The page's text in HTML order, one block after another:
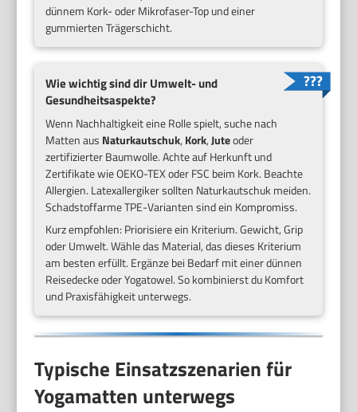
dünnem Kork- oder Mikrofaser-Top und einer
gummierten Trägerschicht.
Wie wichtig sind dir Umwelt- und
Gesundheitsaspekte?
Wenn Nachhaltigkeit eine Rolle spielt, suche nach
Matten aus Naturkautschuk, Kork,Juteoder
zertifizierter Baumwolle. Achte auf Herkunft und
Zertifikate wie OEKO-TEX oder FSC beim Kork. Beachte
Allergien. Latexallergiker sollten Naturkautschuk meiden.
Schadstoffarme TPE-Varianten sind ein Kompromiss.
Kurz empfohlen: Priorisiere ein Kriterium. Gewicht, Grip
oder Umwelt. Wähle das Material, das dieses Kriterium
am besten erfüllt. Ergänze bei Bedarf mit einer dünnen
Reisedecke oder Yogatowel. So kombinierst du Komfort
und Praxisfähigkeit unterwegs.
Typische Einsatzszenarien für
Yogamatten unterwegs